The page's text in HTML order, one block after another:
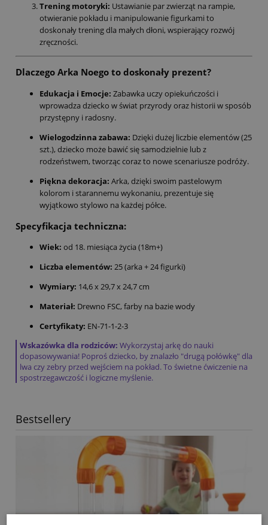
Trening motoryki: Ustawianie par zwierząt na rampie,
otwieranie pokładu i manipulowanie figurkami to
doskonały trening dla małych dłoni, wspierający rozwój
zręczności.
Dlaczego Arka Noego to doskonały prezent?
Edukacja i Emocje: Zabawka uczy opiekuńczości i
wprowadza dziecko w świat przyrody oraz historii w sposób
przystępny i radosny.
Wielogodzinna zabawa: Dzięki dużej liczbie elementów (25
szt.), dziecko może bawić się samodzielnie lub z
rodzeństwem, tworząc coraz to nowe scenariusze podróży.
Piękna dekoracja: Arka, dzięki swoim pastelowym
kolorom i starannemu wykonaniu, prezentuje się
wyjątkowo stylowo na każdej półce.
Specyfikacja techniczna:
Wiek: od 18. miesiąca życia (18m+)
Liczba elementów: 25 (arka + 24 figurki)
Wymiary: 14,6 x 29,7 x 24,7 cm
Materiał: Drewno FSC, farby na bazie wody
Certyfikaty: EN-71-1-2-3
Wskazówka dla rodziców: Wykorzystaj arkę do nauki
dopasowywania! Poproś dziecko, by znalazło "drugą połówkę" dla
lwa czy zebry przed wejściem na pokład. To świetne ćwiczenie na
spostrzegawczość i logiczne myślenie.
Bestsellery